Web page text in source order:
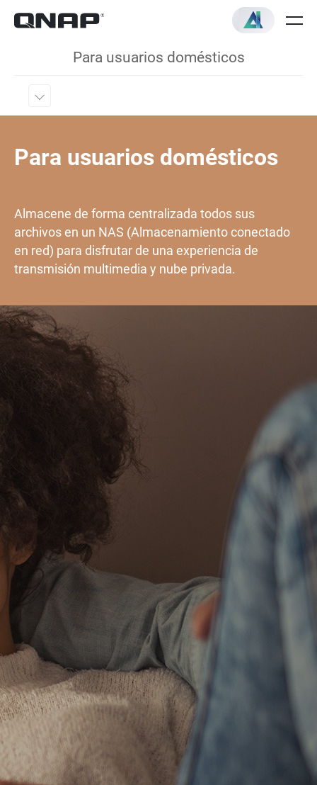
Para usuarios domésticos
Para usuarios domésticos
Almacene de forma centralizada todos sus
archivos en un NAS (Almacenamiento conectado
en red) para disfrutar de una experiencia de
transmisión multimedia y nube privada.